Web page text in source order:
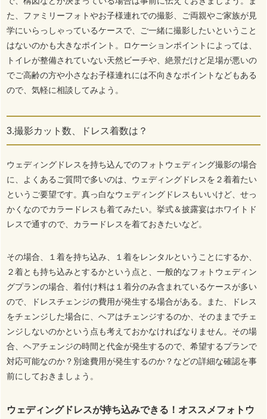
た、ファミリーフォトやお子様連れでの撮影、ご両親やご家族が見
学にいらっしゃっているケースで、ご一緒に撮影したいということ
はないのかも大きなポイント。ロケーションポイントによっては、
トイレが整備されていない天然ビーチや、絶景だけど足場が悪いの
でご高齢の方や小さなお子様連れには不向きなポイントなどもある
ので、気軽に相談してみよう。
3.撮影カット数、ドレス着数は？
ウェディングドレスを持ち込んでのフォトウェディング撮影の場合
に、よくあるご質問で多いのは、ウェディングドレスを２着着たい
というご要望です。真っ白なウェディングドレスもいいけど、せっ
かくなのでカラードレスも着てみたい。挙式＆披露宴はホワイトド
レスで通すので、カラードレスを着ておきたいなど。
その場合、１着を持ち込み、１着をレンタルということにするか、
２着とも持ち込みとするかという点と、一般的なフォトウェディン
グプランの場合、着付け料は１着分のみ含まれているケースが多い
ので、ドレスチェンジの費用が発生する場合がある。また、ドレス
をチェンジした場合に、ヘアはチェンジするのか、そのままでチェ
ンジしないのかという点も考えておかなければなりません。その場
合、ヘアチェンジの時間と代金が発生するので、希望するプランで
対応可能なのか？別途費用が発生するのか？などの詳細な確認を事
前にしておきましょう。
ウェディングドレスが持ち込みできる！オススメフォトウ